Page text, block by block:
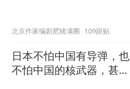
北京作家编剧肥猪满圈 109跟贴
日本不怕中国有导弹，也
不怕中国的核武器，甚至